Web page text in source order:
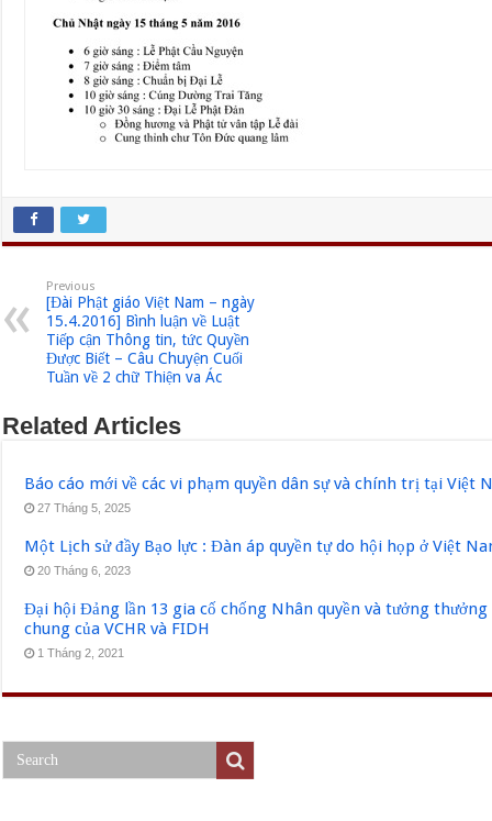
Previous
[Đài Phật giáo Việt Nam – ngày
15.4.2016] Bình luận về Luật
Tiếp cận Thông tin, tức Quyền
Được Biết – Câu Chuyện Cuối
Tuần về 2 chữ Thiện va Ác
Related Articles
Báo cáo mới về các vi phạm quyền dân sự và chính trị tại Việt
27 Tháng 5, 2025
Một Lịch sử đầy Bạo lực : Đàn áp quyền tự do hội họp ở Việt
20 Tháng 6, 2023
Đại hội Đảng lần 13 gia cố chống Nhân quyền và tưởng
chung của VCHR và FIDH
1 Tháng 2, 2021